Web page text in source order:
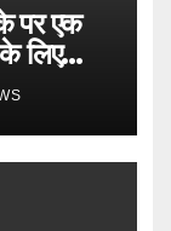
पर एक
लिए